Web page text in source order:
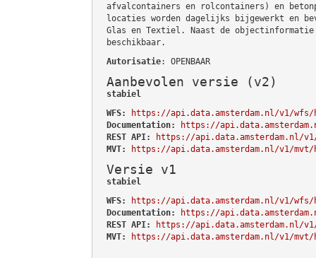
afvalcontainers en rolcontainers) en
locaties worden dagelijks bijgewerkt en
Glas en Textiel. Naast de objectinformatie
beschikbaar.
Autorisatie: OPENBAAR
Aanbevolen versie (v2)
stabiel
WFS:
https://api.data.amsterdam.nl/v1/
Documentation:
https://
REST API:
https://api.data.amsterdam.nl/
MVT:
https://api.data.amsterdam.nl/v1/
Versie v1
stabiel
WFS:
https://api.data.amsterdam.nl/v1/
Documentation:
https://
REST API:
https://api.data.amsterdam.nl/
MVT:
https://api.data.amsterdam.nl/v1/